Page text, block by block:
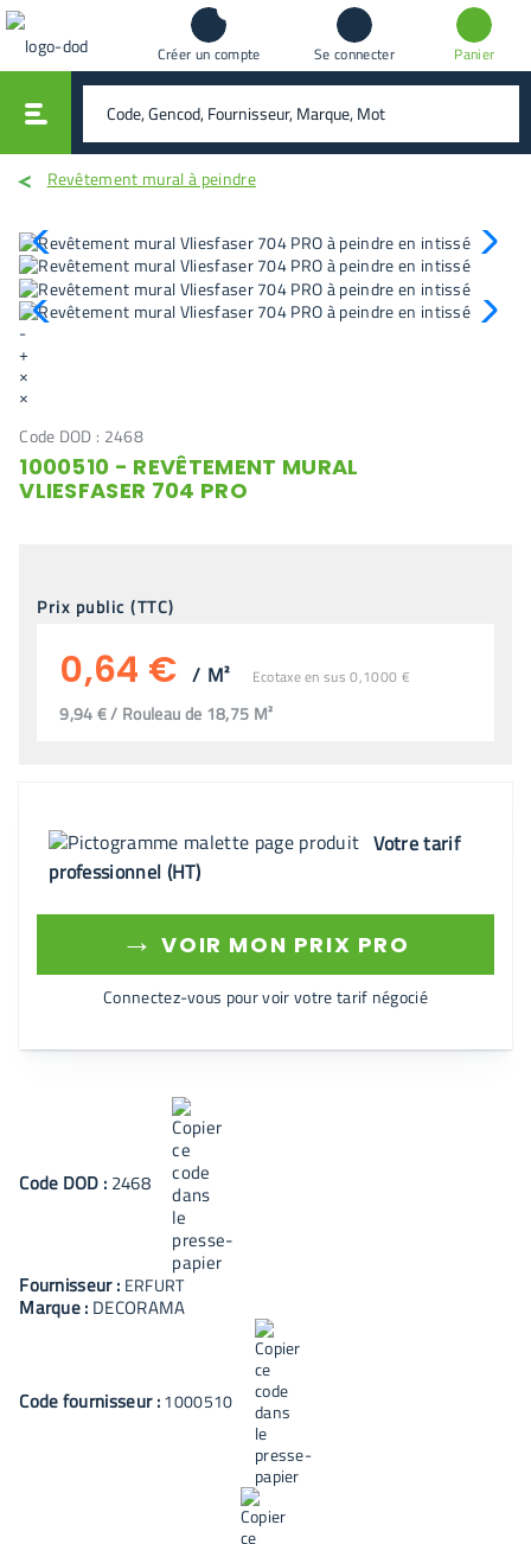
Créer un compte Se connecter Panier
rechercher
Revêtement mural à peindre
-
+
×
×
Code DOD : 2468
1000510 - REVÊTEMENT MURAL
VLIESFASER 704 PRO
Prix public (TTC)
0,64 € / M² Ecotaxe en sus 0,1000 €
9,94 € / Rouleau de 18,75 M²
Votre tarif
professionnel (HT)
→ VOIR MON PRIX PRO
Connectez-vous pour voir votre tarif négocié
Code DOD : 2468
Fournisseur : ERFURT
Marque : DECORAMA
Code fournisseur :1000510